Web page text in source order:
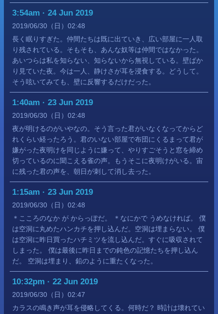
3:54am · 24 Jun 2019
2019 06 30 （日） 02:48
長く眠りすぎた。仲間たちは既に出ていき、広い部屋に一人取
り残されている。そもそも、あんな奴等は仲間ではなかった。
あいつらは私を知らない、知らないから無視している。壁ばか
り見ていた夜。今は一人、静けさが耳を浸食する。どうして。
そう呟いてみても、壁に反響するだけだった。
1:40am · 23 Jun 2019
2019 06 30 （日） 02:48
夜が明けるのがいやなの。そう言った君がいなくなってからど
れくらい経ったろう。君のいない部屋で布団にくるまって君が
嫌がった夜明けを同じように嫌って、やりすごそうと窓を締め
切っているのに聞こえる雀の声。もうそこに夜明けがいる。宙
に残った君の声を、朝日が刺して消し去った。
1:15am · 23 Jun 2019
2019 06 30 （日） 02:48
＊こころのなか が からっぽだ。 ＊なにかで うめなければ。 僕
は空洞に丸めたハンカチを押し込んだ。空洞は埋まらない。 僕
は空洞に昨日買ったハチミツを流し込んだ。すぐに吸収されて
しまった。 僕は最後に昨日までの鈍色の記憶たちを押し込ん
だ。 空洞は埋まり、鉛のように重たくなった。
10:32pm · 22 Jun 2019
2019 06 30 （日） 02:47
カラスの鳴き声が耳を侵略してくる。何時だ？ 時計は壊れてい